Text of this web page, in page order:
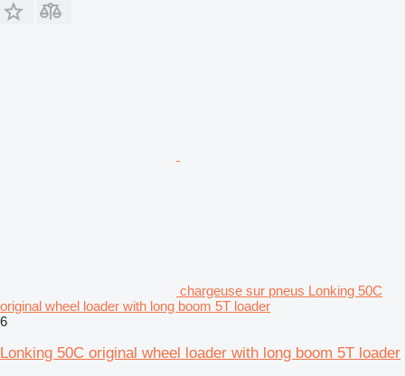
chargeuse sur pneus Lonking 50C
original wheel loader with long boom 5T loader
6
Lonking 50C original wheel loader with long boom 5T loader